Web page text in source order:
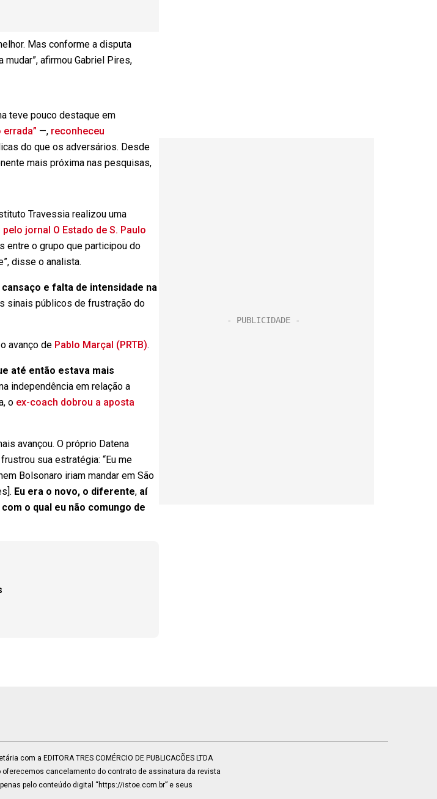
Mas conforme a disputa
afirmou Gabriel Pires,
teve pouco destaque em
—, reconheceu
do que os adversários. Desde
mais próxima nas pesquisas,
Travessia realizou uma
jornal O Estado de S. Paulo
entre o grupo que participou do
disse o analista.
e falta de intensidade na
sinais públicos de frustração do
avanço de Pablo Marçal (PRTB).
até então estava mais
independência em relação a
o ex-coach dobrou a aposta
avançou. O próprio Datena
sua estratégia: “Eu me
Bolsonaro iriam mandar em São
Eu era o novo, o diferente, aí
o qual eu não comungo de
com a EDITORA TRES COMÉRCIO DE PUBLICACÕES LTDA
cancelamento do contrato de assinatura da revista
pelo conteúdo digital “https://istoe.com.br” e seus